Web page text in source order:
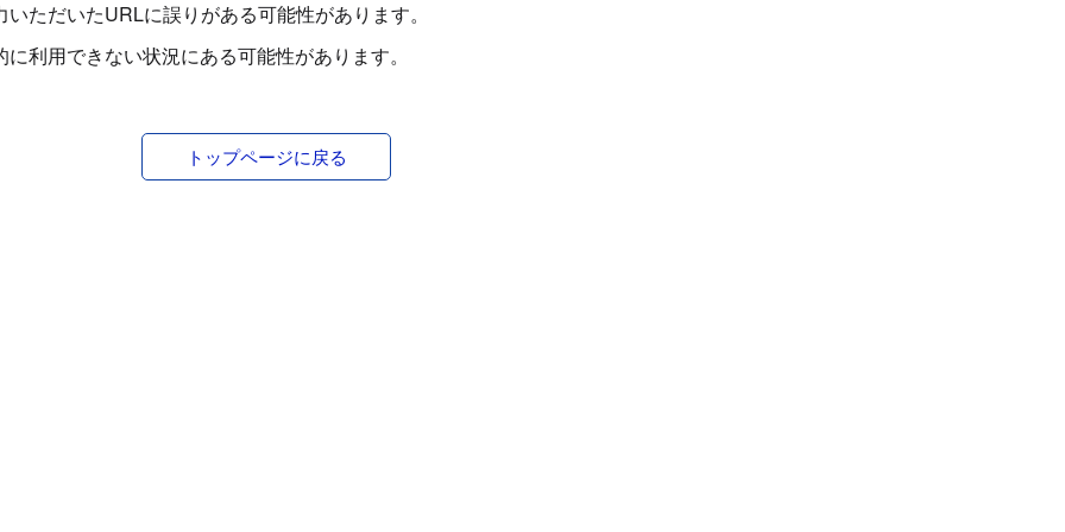
いただいたURLに誤りがある可能性があります。
に利用できない状況にある可能性があります。
トップページに戻る